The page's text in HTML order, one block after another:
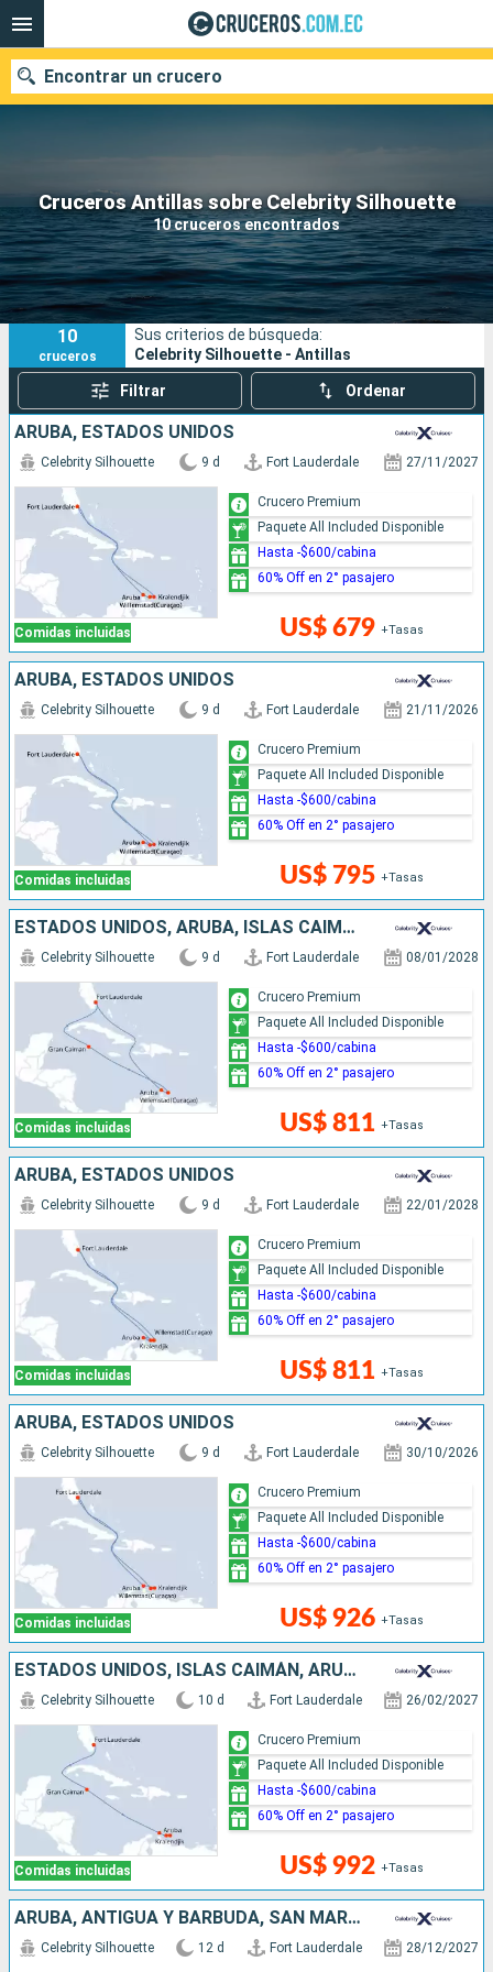
Cruceros Antillas sobre Celebrity Silhouette
10 cruceros encontrados
Encontrar un crucero
Nuestros destinos
Fecha de salida
Puertos Compañías
Buscar
10
cruceros
Sus criterios de búsqueda:
Celebrity Silhouette - Antillas
Filtrar Ordenar
ARUBA, ESTADOS UNIDOS
Comidas incluidas
Celebrity Silhouette 9 d Fort Lauderdale 27/11/2027
US$ 679 +Tasas
Crucero Premium
Paquete All Included Disponible
Hasta -$600/cabina
60% Off en 2° pasajero
ARUBA, ESTADOS UNIDOS
Comidas incluidas
Celebrity Silhouette 9 d Fort Lauderdale 21/11/2026
US$ 795 +Tasas
Crucero Premium
Paquete All Included Disponible
Hasta -$600/cabina
60% Off en 2° pasajero
ESTADOS UNIDOS, ARUBA, ISLAS CAIMÁN
Comidas incluidas
Celebrity Silhouette 9 d Fort Lauderdale 08/01/2028
US$ 811 +Tasas
Crucero Premium
Paquete All Included Disponible
Hasta -$600/cabina
60% Off en 2° pasajero
ARUBA, ESTADOS UNIDOS
Comidas incluidas
Celebrity Silhouette 9 d Fort Lauderdale 22/01/2028
US$ 811 +Tasas
Crucero Premium
Paquete All Included Disponible
Hasta -$600/cabina
60% Off en 2° pasajero
ARUBA, ESTADOS UNIDOS
Comidas incluidas
Celebrity Silhouette 9 d Fort Lauderdale 30/10/2026
US$ 926 +Tasas
Crucero Premium
Paquete All Included Disponible
Hasta -$600/cabina
60% Off en 2° pasajero
ESTADOS UNIDOS, ISLAS CAIMÁN, ARUBA
Comidas incluidas
Celebrity Silhouette 10 d Fort Lauderdale 26/02/2027
US$ 992 +Tasas
Crucero Premium
Paquete All Included Disponible
Hasta -$600/cabina
60% Off en 2° pasajero
ARUBA, ANTIGUA Y BARBUDA, SAN MARTÍN, ESTADOS UNIDOS
Celebrity Silhouette 12 d Fort Lauderdale 28/12/2027